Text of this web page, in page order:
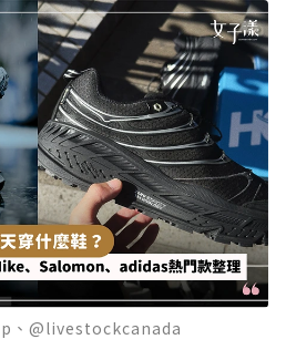
、@livestockcanada